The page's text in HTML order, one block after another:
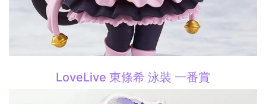
LoveLive 東條希 泳裝 一番賞